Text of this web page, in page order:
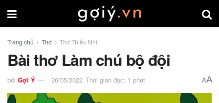
Trang chủ Thơ Thơ Thiếu Nhi
Bài thơ Làm chú bộ đội
bởi Gợi Ý 26/05/2022 Thời gian đọc: 1 phút AA